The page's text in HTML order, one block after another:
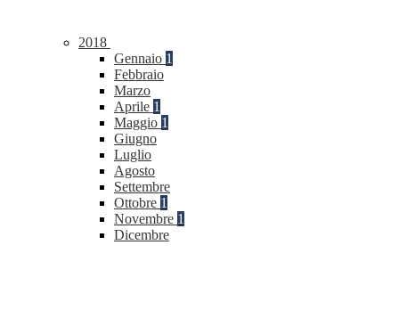
2018
Gennaio 1
Febbraio
Marzo
Aprile 1
Maggio 1
Giugno
Luglio
Agosto
Settembre
Ottobre 1
Novembre 1
Dicembre